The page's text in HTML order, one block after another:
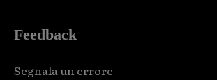
Feedback
Segnala un errore